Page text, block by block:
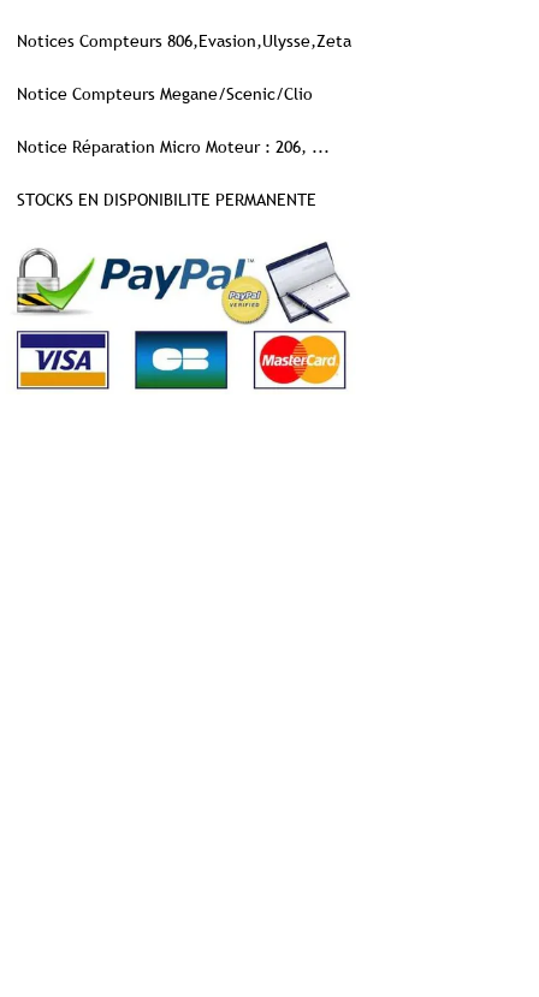
Notices Compteurs 806,Evasion,Ulysse,Zeta
Notice Compteurs Megane/Scenic/Clio
Notice Réparation Micro Moteur : 206, ...
STOCKS EN DISPONIBILITE PERMANENTE